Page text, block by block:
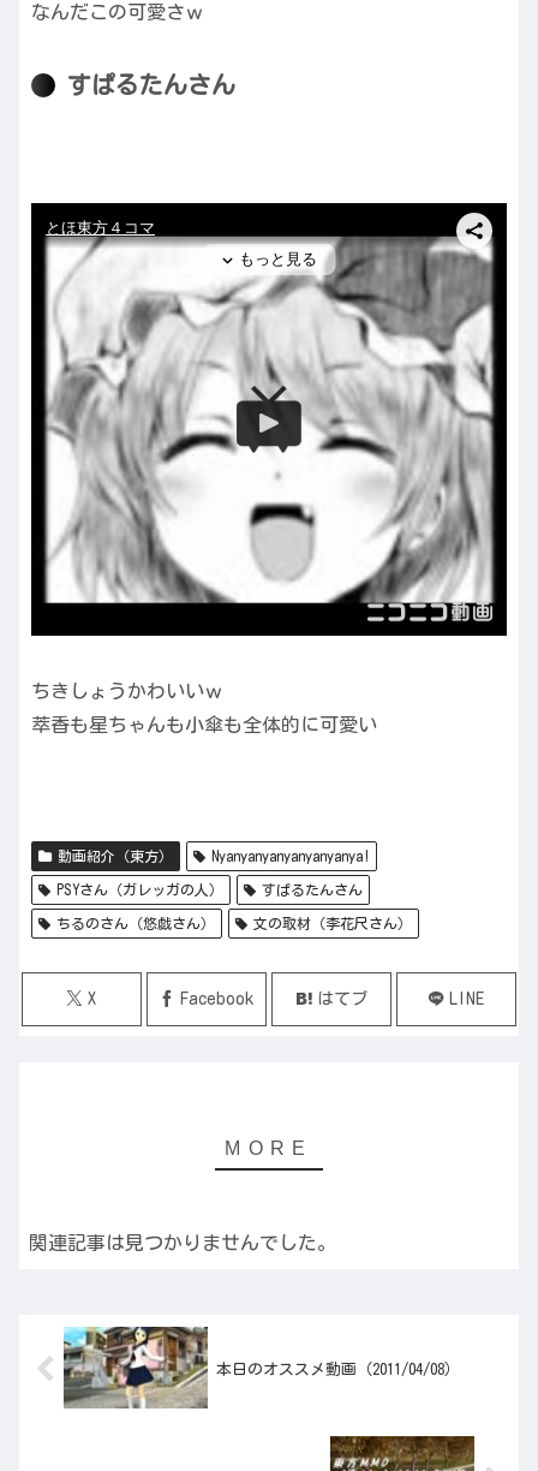
なんだこの可愛さｗ
すぱるたんさん
ちきしょうかわいいｗ
萃香も星ちゃんも小傘も全体的に可愛い
動画紹介（東方） Nyanyanyanyanyanyanya!
PSYさん（ガレッガの人） すぱるたんさん
ちるのさん（悠戯さん） 文の取材（李花尺さん）
X Facebook はてブ LINE
関連記事は見つかりませんでした。
本日のオススメ動画（2011/04/08）